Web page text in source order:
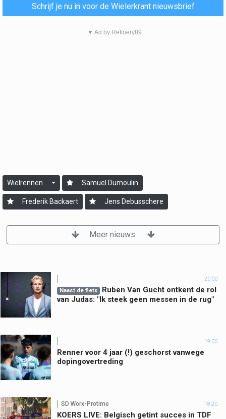
Schrijf je nu in voor de Wielerkrant nieuwsbrief
▼ Ad by Refinery89
Wielrennen Samuel Dumoulin
Frederik Backaert Jens Debusschere
Meer nieuws
20:00
Naast de fiets
Ruben Van Gucht ontkent de rol
van Judas: "Ik steek geen messen in de rug"
19:00
Renner voor 4 jaar (!) geschorst vanwege
dopingovertreding
SD Worx-Protime 18:20
KOERS LIVE: Belgisch getint succes in TDF